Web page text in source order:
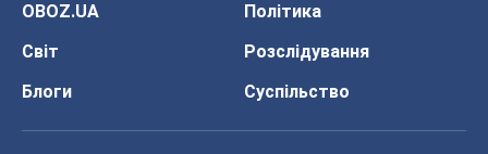
OBOZ.UA
Політика
Світ
Розслідування
Блоги
Суспільство